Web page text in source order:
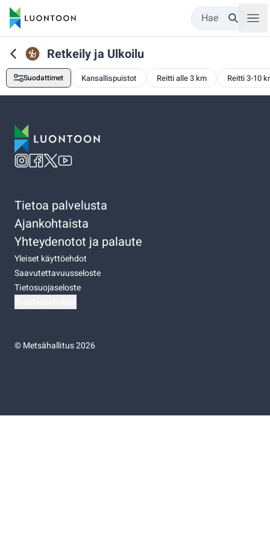
Hae
Retkeily ja Ulkoilu
Suodattimet Kansallispuistot Reitti alle 3 km Reitti 3-10
Tietoa palvelusta
Ajankohtaista
Yhteydenotot ja palaute
Yleiset käyttöehdot
Saavutettavuusseloste
Tietosuojaseloste
©Metsähallitus 2026